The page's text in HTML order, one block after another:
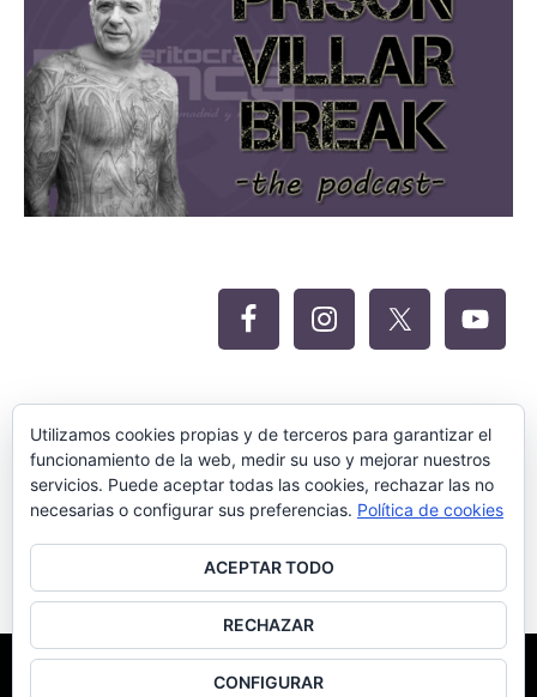
©Meritocracia Blanca 2018.Diseño Web por SEOluciones.TOP
Utilizamos cookies propias y de terceros para garantizar el
funcionamiento de la web, medir su uso y mejorar nuestros
servicios. Puede aceptar todas las cookies, rechazar las no
necesarias o configurar sus preferencias. Política de cookies
ACEPTAR TODO
RECHAZAR
CONFIGURAR